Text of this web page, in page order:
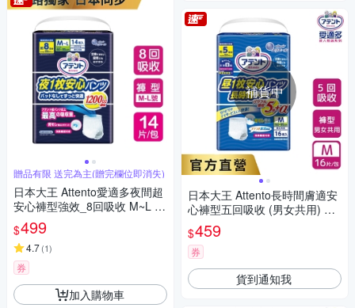
贈品有限 送完為主(贈完欄位即消失)
日本大王 Attento愛適多夜間超
安心褲型強效_8回吸收 M~L (1
4片/包)
$499
4.7(1)
券
加入購物車
補貨中
日本大王 Attento長時間膚適安
心褲型五回吸收 (男女共用) M-
L(18片/包)
$459
券
貨到通知我